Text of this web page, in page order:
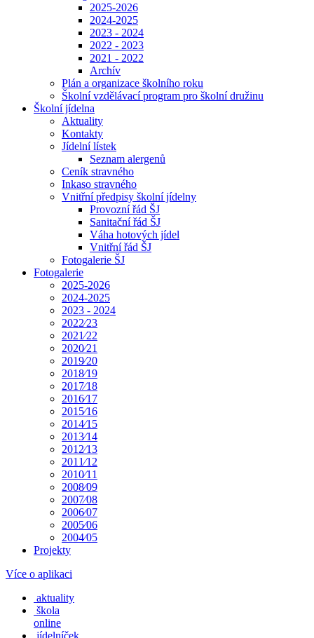
2025-2026
2024-2025
2023 - 2024
2022 - 2023
2021 - 2022
Archív
Plán a organizace školního roku
Školní vzdělávací program pro školní družinu
Školní jídelna
Aktuality
Kontakty
Jídelní lístek
Seznam alergenů
Ceník stravného
Inkaso stravného
Vnitřní předpisy školní jídelny
Provozní řád ŠJ
Sanitační řád ŠJ
Váha hotových jídel
Vnitřní řád ŠJ
Fotogalerie ŠJ
Fotogalerie
2025-2026
2024-2025
2023 - 2024
2022⁄23
2021⁄22
2020⁄21
2019⁄20
2018⁄19
2017⁄18
2016⁄17
2015⁄16
2014⁄15
2013⁄14
2012⁄13
2011⁄12
2010⁄11
2008⁄09
2007⁄08
2006⁄07
2005⁄06
2004⁄05
Projekty
Více o aplikaci
aktuality
škola
online
jídelníček